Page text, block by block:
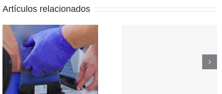
Artículos relacionados